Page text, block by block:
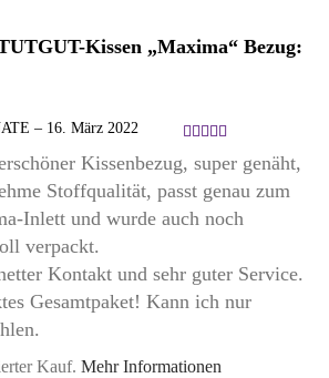
Kissen „Maxima“ Bezug:
– 16. März 2022
mit5
von 5
Kissenbezug, super genäht,
Stoffqualität, passt genau zum
Inlett und wurde auch noch
verpackt.
Kontakt und sehr guter Service.
Gesamtpaket! Kann ich nur
Kauf. Mehr Informationen